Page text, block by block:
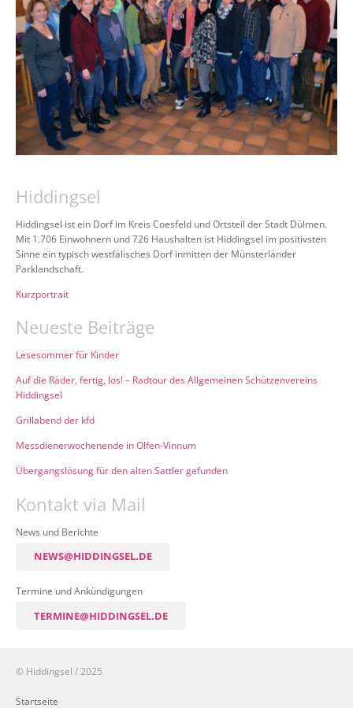
Hiddingsel
Hiddingsel ist ein Dorf im Kreis Coesfeld und Ortsteil der Stadt Dülmen.
Mit 1.706 Einwohnern und 726 Haushalten ist Hiddingsel im positivsten
Sinne ein typisch westfälisches Dorf inmitten der Münsterländer
Parklandschaft.
Kurzportrait
Neueste Beiträge
Lesesommer für Kinder
Auf die Räder, fertig, los! – Radtour des Allgemeinen Schützenvereins
Hiddingsel
Grillabend der kfd
Messdienerwochenende in Olfen-Vinnum
Übergangslösung für den alten Sattler gefunden
Kontakt via Mail
News und Berichte
NEWS@HIDDINGSEL.DE
Termine und Ankündigungen
TERMINE@HIDDINGSEL.DE
© Hiddingsel / 2025
Startseite